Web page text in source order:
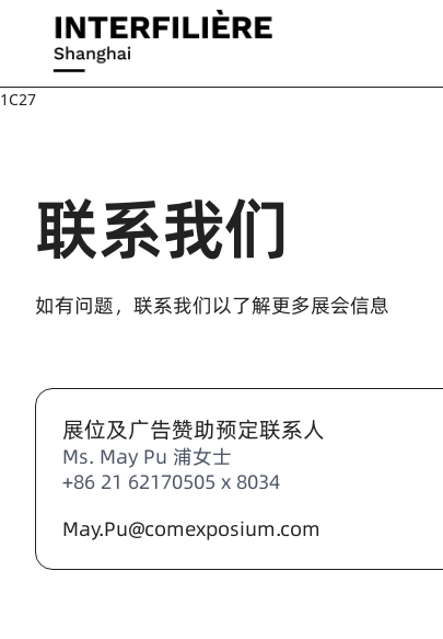
1C27
联系我们
如有问题，联系我们以了解更多展会信息
展位及广告赞助预定联系人
Ms. May Pu 浦女士
+86 21 62170505 x 8034
May.Pu@comexposium.com